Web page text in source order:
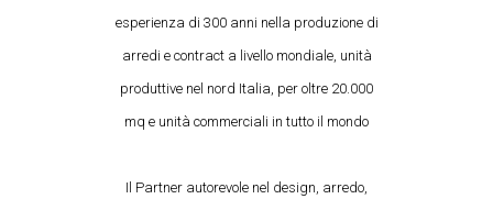
esperienza di 300 anni nella produzione di
arredi e contract a livello mondiale, unità
produttive nel nord Italia, per oltre 20.000
mq e unità commerciali in tutto il mondo
Il Partner autorevole nel design, arredo,